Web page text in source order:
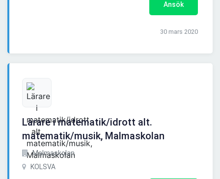
Ansök
30 mars 2020
Lärare i matematik/idrott alt.
matematik/musik, Malmaskolan
Malmaskolan
KOLSVA